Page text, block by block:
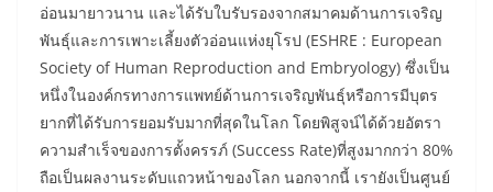
อ่อนมายาวนาน และได้รับใบรับรองจากสมาคมด้านการเจริญ
พันธุ์และการเพาะเลี้ยงตัวอ่อนแห่งยุโรป (ESHRE : European
Society of Human Reproduction and Embryology) ซึ่งเป็น
หนึ่งในองค์กรทางการแพทย์ด้านการเจริญพันธุ์หรือการมีบุตร
ยากที่ได้รับการยอมรับมากที่สุดในโลก โดยพิสูจน์ได้ด้วยอัตรา
ความสำเร็จของการตั้งครรภ์ (Success Rate)ที่สูงมากกว่า 80%
ถือเป็นผลงานระดับแถวหน้าของโลก นอกจากนี้ เรายังเป็นศูนย์